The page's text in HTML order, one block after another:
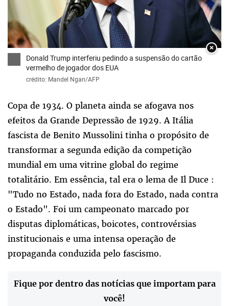
×
Donald Trump interferiu pedindo a suspensão do cartão
vermelho de jogador dos EUA
crédito: Mandel Ngan/AFP
Copa de 1934. O planeta ainda se afogava nos
efeitos da Grande Depressão de 1929. A Itália
fascista de Benito Mussolini tinha o propósito de
transformar a segunda edição da competição
mundial em uma vitrine global do regime
totalitário. Em essência, tal era o lema de Il Duce :
"Tudo no Estado, nada fora do Estado, nada contra
o Estado". Foi um campeonato marcado por
disputas diplomáticas, boicotes, controvérsias
institucionais e uma intensa operação de
propaganda conduzida pelo fascismo.
Fique por dentro das notícias que importam para
você!